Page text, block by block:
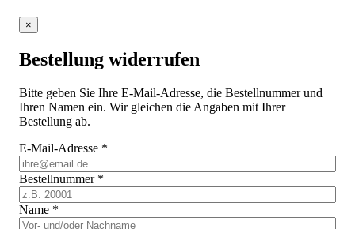
×
Bestellung widerrufen
Bitte geben Sie Ihre E-Mail-Adresse, die Bestellnummer und
Ihren Namen ein. Wir gleichen die Angaben mit Ihrer
Bestellung ab.
E-Mail-Adresse *
Bestellnummer *
Name *